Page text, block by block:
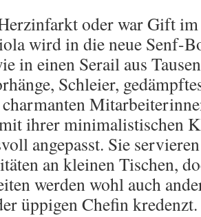
oder war Gift
wird in die neue Senf-
in einen Serail aus
Schleier,
ihrer minimalistischen
angepasst. Sie
an kleinen Tischen,
werden wohl auch
üppigen Chefin kredenzt.